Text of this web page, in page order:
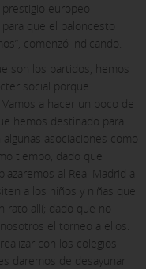
europeo
que el baloncesto
comenzó indicando.
son los partidos, hemos
social porque
a hacer un poco de
hemos destinado para
asociaciones como
tiempo, dado que
al Real Madrid a
a los niños y niñas que
rato allí; dado que no
el torneo a ellos.
con los colegios
daremos de desayunar
device.
policy" section at